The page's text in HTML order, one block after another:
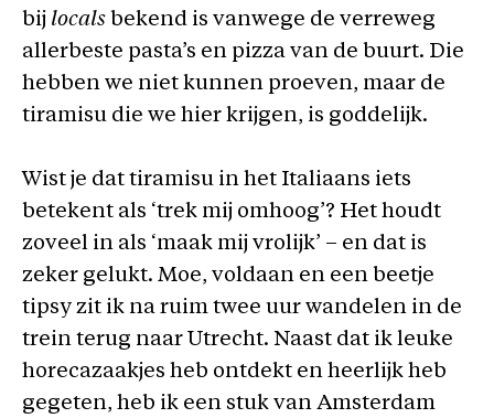
bij locals bekend is vanwege de verreweg
allerbeste pasta’s en pizza van de buurt. Die
hebben we niet kunnen proeven, maar de
tiramisu die we hier krijgen, is goddelijk.
Wist je dat tiramisu in het Italiaans iets
betekent als ‘trek mij omhoog’? Het houdt
zoveel in als ‘maak mij vrolijk’ – en dat is
zeker gelukt. Moe, voldaan en een beetje
tipsy zit ik na ruim twee uur wandelen in de
trein terug naar Utrecht. Naast dat ik leuke
horecazaakjes heb ontdekt en heerlijk heb
gegeten, heb ik een stuk van Amsterdam